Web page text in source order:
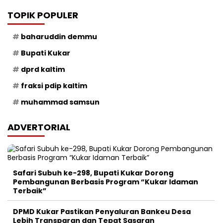
TOPIK POPULER
baharuddin demmu
Bupati Kukar
dprd kaltim
fraksi pdip kaltim
muhammad samsun
ADVERTORIAL
Safari Subuh ke-298, Bupati Kukar Dorong
Pembangunan Berbasis Program “Kukar Idaman
Terbaik”
DPMD Kukar Pastikan Penyaluran Bankeu Desa
Lebih Transparan dan Tepat Sasaran